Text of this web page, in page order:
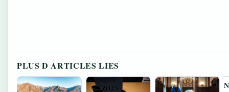
PLUS D ARTICLES LIES